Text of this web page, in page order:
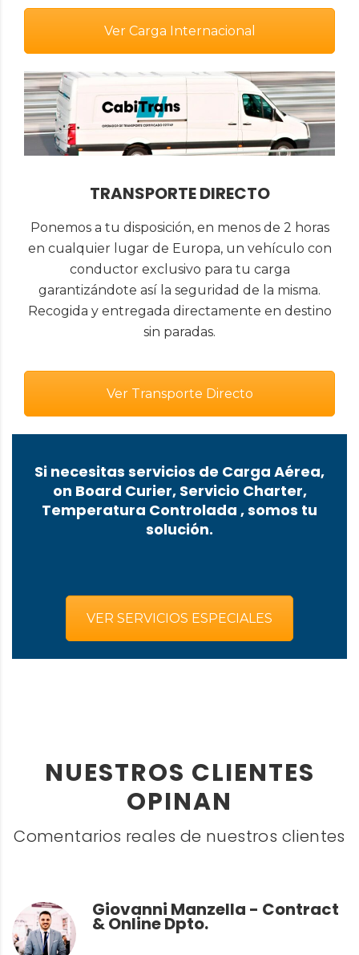
Ver Carga Internacional
TRANSPORTE DIRECTO
Ponemos a tu disposición, en menos de 2 horas
en cualquier lugar de Europa, un vehículo con
conductor exclusivo para tu carga
garantizándote así la seguridad de la misma.
Recogida y entregada directamente en destino
sin paradas.
Ver Transporte Directo
Si necesitas servicios de Carga Aérea,
on Board Curier, Servicio Charter,
Temperatura Controlada , somos tu
solución.
VER SERVICIOS ESPECIALES
NUESTROS CLIENTES
OPINAN
Comentarios reales de nuestros clientes
Giovanni Manzella - Contract
& Online Dpto.